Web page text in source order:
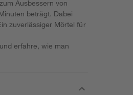
Ausbessern von
beträgt. Dabei
zuverlässiger Mörtel für
erfahre, wie man